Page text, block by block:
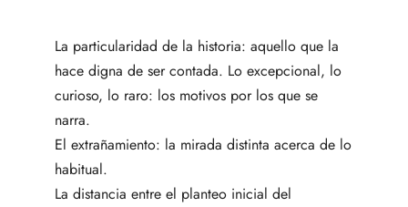
La particularidad de la historia: aquello que la
hace digna de ser contada. Lo excepcional, lo
curioso, lo raro: los motivos por los que se
narra.
El extrañamiento: la mirada distinta acerca de lo
habitual.
La distancia entre el planteo inicial del